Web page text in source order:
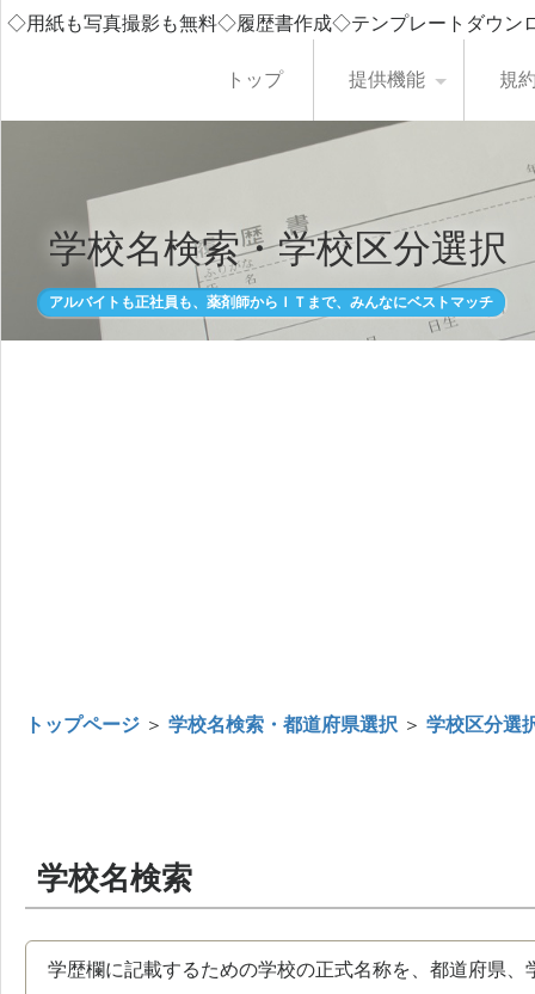
◇用紙も写真撮影も無料◇履歴書作成◇テンプレートダウ
トップ 提供機能 規
学校名検索・学校区分選択
アルバイトも正社員も、薬剤師からＩＴまで、みんなにベストマッチ
トップページ ＞ 学校名検索・都道府県選択 ＞ 学校区分選
学校名検索
学歴欄に記載するための学校の正式名称を、都道府県